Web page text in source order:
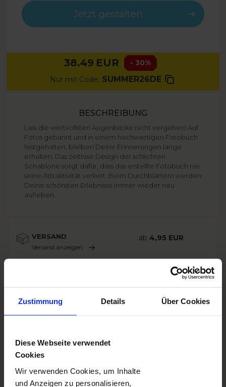
Zustimmung Details Über Cookies
Diese Webseite verwendet
Cookies
Wir verwenden Cookies, um Inhalte
und Anzeigen zu personalisieren,
Jetzt gestalten
38.49 EUR
- 30%
Nur mit Code: SUMMER26DE
BESCHREIBUNG
Lass die wertvollsten Augenblicke nicht vergehen! Auf
Fotos gebannt und in einem hochwertigen Fotobuch
festgehalten, bleiben Deine Erinnerungen lange
erhalten. Das zeitlose Design der schlichten
Schablone sorgt dafür, dass das erstellte Fotobuch nie
seine Attraktivität verliert. Beim Durchblättern werden
Deine schönsten Erlebnisse immer wieder neu
aufleben.
VERSAND
Versand anzeigen
ab 4,95 EUR
LIEFERUNG
Extras anzeigen
Gestalte und bestelle bequem in der
App!